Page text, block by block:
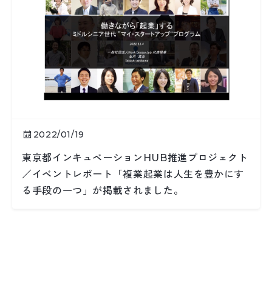
2022/01/19
東京都インキュベーションHUB推進プロジェクト
／イベントレポート「複業起業は人生を豊かにす
る手段の一つ」が掲載されました。